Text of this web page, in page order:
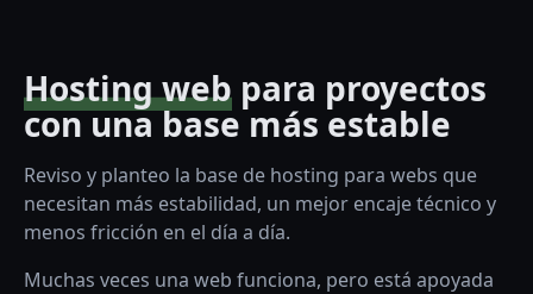
Hosting web para proyectos
con una base más estable
Reviso y planteo la base de hosting para webs que
necesitan más estabilidad, un mejor encaje técnico y
menos fricción en el día a día.
Muchas veces una web funciona, pero está apoyada